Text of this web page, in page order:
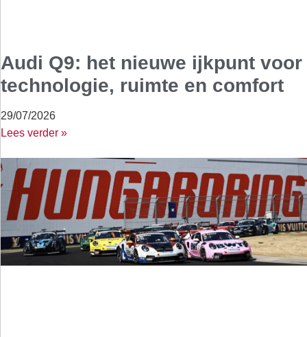
Audi Q9: het nieuwe ijkpunt voor
technologie, ruimte en comfort
29/07/2026
Lees verder »